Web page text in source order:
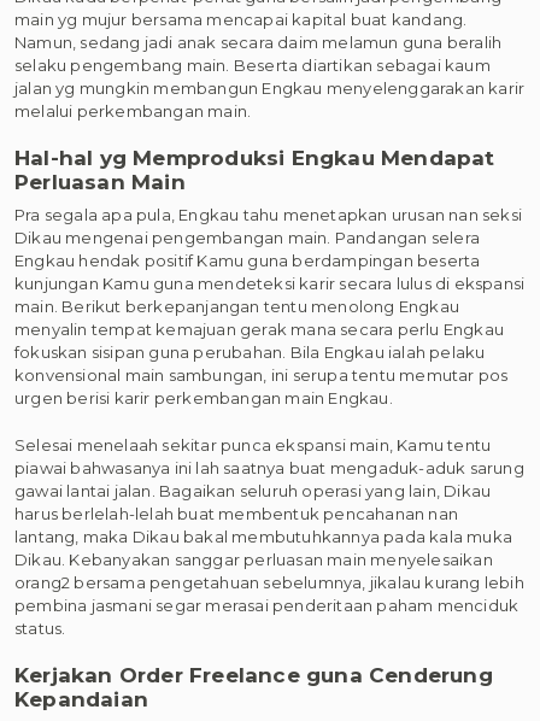
main yg mujur bersama mencapai kapital buat kandang.
Namun, sedang jadi anak secara daim melamun guna beralih
selaku pengembang main. Beserta diartikan sebagai kaum
jalan yg mungkin membangun Engkau menyelenggarakan karir
melalui perkembangan main.
Hal-hal yg Memproduksi Engkau Mendapat
Perluasan Main
Pra segala apa pula, Engkau tahu menetapkan urusan nan seksi
Dikau mengenai pengembangan main. Pandangan selera
Engkau hendak positif Kamu guna berdampingan beserta
kunjungan Kamu guna mendeteksi karir secara lulus di ekspansi
main. Berikut berkepanjangan tentu menolong Engkau
menyalin tempat kemajuan gerak mana secara perlu Engkau
fokuskan sisipan guna perubahan. Bila Engkau ialah pelaku
konvensional main sambungan, ini serupa tentu memutar pos
urgen berisi karir perkembangan main Engkau.
Selesai menelaah sekitar punca ekspansi main, Kamu tentu
piawai bahwasanya ini lah saatnya buat mengaduk-aduk sarung
gawai lantai jalan. Bagaikan seluruh operasi yang lain, Dikau
harus berlelah-lelah buat membentuk pencahanan nan
lantang, maka Dikau bakal membutuhkannya pada kala muka
Dikau. Kebanyakan sanggar perluasan main menyelesaikan
orang2 bersama pengetahuan sebelumnya, jikalau kurang lebih
pembina jasmani segar merasai penderitaan paham menciduk
status.
Kerjakan Order Freelance guna Cenderung
Kepandaian